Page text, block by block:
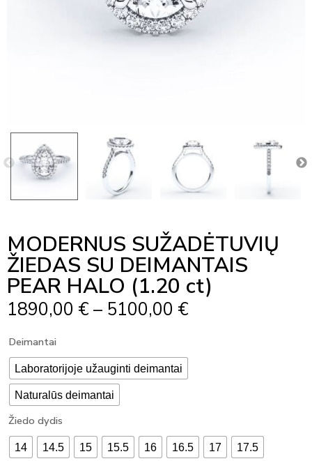
MODERNUS SUŽADĖTUVIŲ
ŽIEDAS SU DEIMANTAIS
PEAR HALO (1.20 ct)
1890,00 € – 5100,00 €
Deimantai
Laboratorijoje užauginti deimantai
Naturalūs deimantai
Žiedo dydis
14 14.5 15 15.5 16 16.5 17 17.5
produkto
MODERNUS
SUŽADĖTUVIŲ
ŽIEDAS
SU
DEIMANTAIS
PEAR
HALO